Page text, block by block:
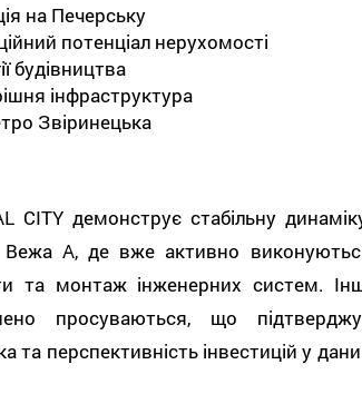
на Печерську
потенціал нерухомості
будівництва
інфраструктура
Звіринецька
CITY демонструє стабільну
А, де вже активно
та монтаж інженерних систем.
просуваються, що
та перспективність інвестицій у